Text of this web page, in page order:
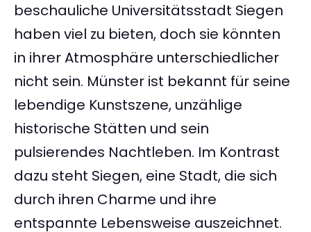
beschauliche Universitätsstadt Siegen
haben viel zu bieten, doch sie könnten
in ihrer Atmosphäre unterschiedlicher
nicht sein. Münster ist bekannt für seine
lebendige Kunstszene, unzählige
historische Stätten und sein
pulsierendes Nachtleben. Im Kontrast
dazu steht Siegen, eine Stadt, die sich
durch ihren Charme und ihre
entspannte Lebensweise auszeichnet.